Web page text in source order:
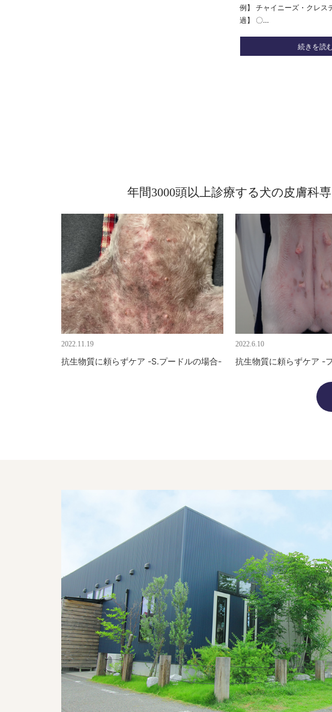
例】 チャイニーズ・クレス
過】 〇…
続きを読
年間3000頭以上診療する犬の皮膚科
2022.11.19
抗生物質に頼らずケア -S.プードルの場合-
2022.6.10
抗生物質に頼らずケア -